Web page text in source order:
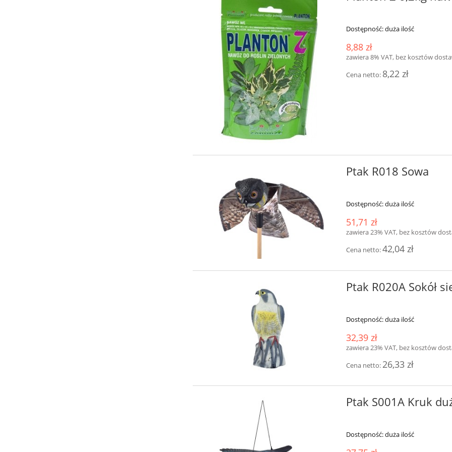
Dostępność:duża ilość
8,88 zł
zawiera 8% VAT, bez kosztów
Cena netto: 8,22 zł
Ptak R018 Sowa
Dostępność:duża ilość
51,71 zł
zawiera 23% VAT, bez kosztów
Cena netto:42,04 zł
Ptak R020A Sokół
Dostępność:duża ilość
32,39 zł
zawiera 23% VAT, bez kosztów
Cena netto: 26,33 zł
Ptak S001A Kruk
Dostępność:duża ilość